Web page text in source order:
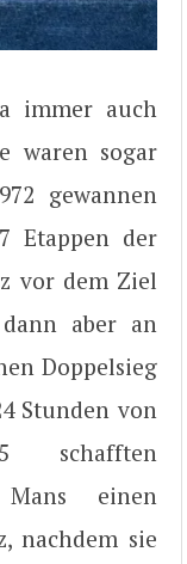
immer auch
waren sogar
gewannen
Etappen der
vor dem Ziel
aber an
Doppelsieg
Stunden von
einen
nachdem sie